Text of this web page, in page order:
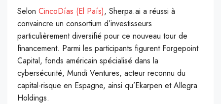
Selon CincoDías (El País), Sherpa.ai a réussi à
convaincre un consortium d’investisseurs
particulièrement diversifié pour ce nouveau tour de
financement. Parmi les participants figurent Forgepoint
Capital, fonds américain spécialisé dans la
cybersécurité, Mundi Ventures, acteur reconnu du
capital-risque en Espagne, ainsi qu’Ekarpen et Allegra
Holdings.